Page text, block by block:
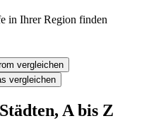
in Ihrer Region finden
vergleichen
vergleichen
A bis Z